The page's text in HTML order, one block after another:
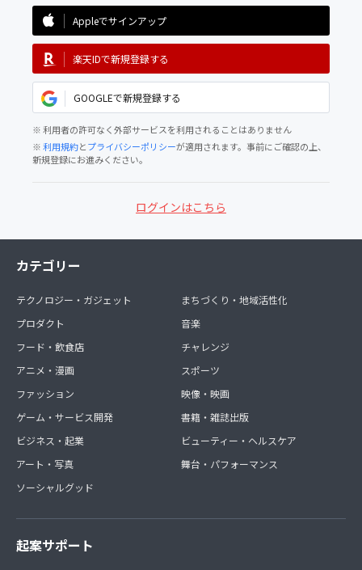
Appleでサインアップ
楽天IDで新規登録する
GOOGLEで新規登録する
※ 利用者の許可なく外部サービスを利用されることはありません
※利用規約とプライバシーポリシーが適用されます。事前にご確認の上、
新規登録にお進みください。
ログインはこちら
カテゴリー
テクノロジー・ガジェット
プロダクト
フード・飲食店
アニメ・漫画
ファッション
ゲーム・サービス開発
ビジネス・起業
アート・写真
ソーシャルグッド
まちづくり・地域活性化
音楽
チャレンジ
スポーツ
映像・映画
書籍・雑誌出版
ビューティー・ヘルスケア
舞台・パフォーマンス
起案サポート